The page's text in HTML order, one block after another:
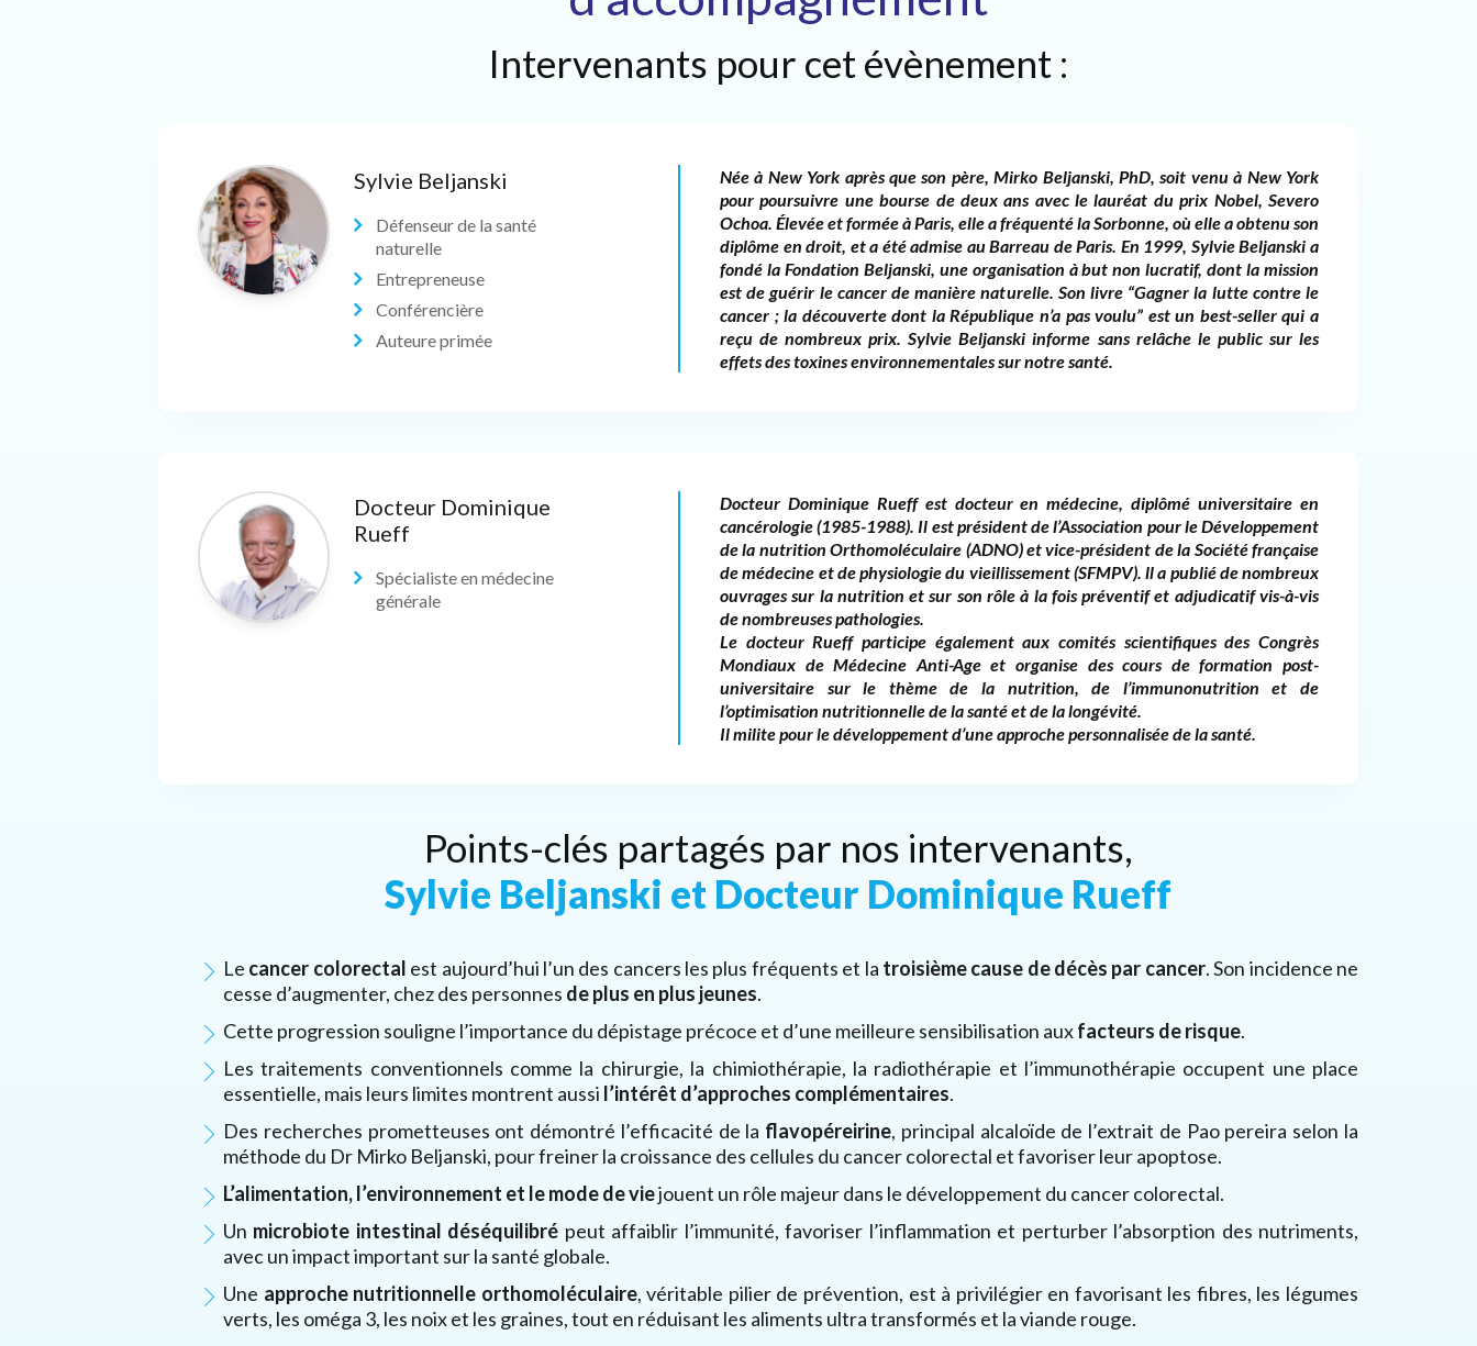
Intervenants pour cet évènement :
Sylvie Beljanski
Défenseur de la santé
naturelle
Entrepreneuse
Conférencière
Auteure primée
Née à New York après que son père, Mirko Beljanski, PhD, soit venu à New York
pour poursuivre une bourse de deux ans avec le lauréat du prix Nobel, Severo
Ochoa. Élevée et formée à Paris, elle a fréquenté la Sorbonne, où elle a obtenu son
diplôme en droit, et a été admise au Barreau de Paris. En 1999, Sylvie Beljanski a
fondé la Fondation Beljanski, une organisation à but non lucratif, dont la mission
est de guérir le cancer de manière naturelle. Son livre “Gagner la lutte contre le
cancer ; la découverte dont la République n’a pas voulu” est un best-seller qui a
reçu de nombreux prix. Sylvie Beljanski informe sans relâche le public sur les
effets des toxines environnementales sur notre santé.
Docteur Dominique
Rueff
Spécialiste en médecine
générale
Docteur Dominique Rueff est docteur en médecine, diplômé universitaire en
cancérologie (1985-1988). Il est président de l’Association pour le Développement
de la nutrition Orthomoléculaire (ADNO) et vice-président de la Société française
de médecine et de physiologie du vieillissement (SFMPV). ll a publié de nombreux
ouvrages sur la nutrition et sur son rôle à la fois préventif et adjudicatif vis-à-vis
de nombreuses pathologies.
Le docteur Rueff participe également aux comités scientifiques des Congrès
Mondiaux de Médecine Anti-Age et organise des cours de formation post-
universitaire sur le thème de la nutrition, de l’immunonutrition et de
l’optimisation nutritionnelle de la santé et de la longévité.
Il milite pour le développement d’une approche personnalisée de la santé.
Points-clés partagés par nos intervenants,
Sylvie Beljanski et Docteur Dominique Rueff
Le cancer colorectal est aujourd’hui l’un des cancers les plus fréquents et la troisième cause de décès par cancer. Son incidence ne
cesse d’augmenter, chez des personnes de plus en plus jeunes.
Cette progression souligne l’importance du dépistage précoce et d’une meilleure sensibilisation auxfacteurs de risque.
Les traitements conventionnels comme la chirurgie, la chimiothérapie, la radiothérapie et l’immunothérapie occupent une place
essentielle, mais leurs limites montrent aussi l’intérêt d’approches complémentaires.
Des recherches prometteuses ont démontré l’efficacité de la flavopéreirine, principal alcaloïde de l’extrait de Pao pereira selon la
méthode du Dr Mirko Beljanski, pour freiner la croissance des cellules du cancer colorectal et favoriser leur apoptose.
L’alimentation, l’environnement et le mode de viejouent un rôle majeur dans le développement du cancer colorectal.
Un microbiote intestinal déséquilibré peut affaiblir l’immunité, favoriser l’inflammation et perturber l’absorption des nutriments,
avec un impact important sur la santé globale.
Une approche nutritionnelle orthomoléculaire, véritable pilier de prévention, est à privilégier en favorisant les fibres, les légumes
verts, les oméga 3, les noix et les graines, tout en réduisant les aliments ultra transformés et la viande rouge.